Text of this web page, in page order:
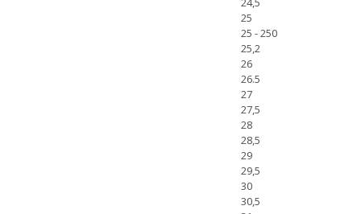
25
25 - 250
25,2
26
26.5
27
27,5
28
28,5
29
29,5
30
30,5